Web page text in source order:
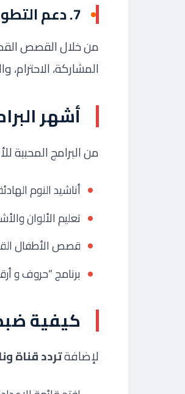
7. دعم
من خلال القصص
المشاركة، الاحترام،
أشهر
من البرامج المحببة
أناشيد النوم
تعليم الألوان
قصص الأطفال
برنامج “حروف و
كيفية
لإضافةتردد قناة